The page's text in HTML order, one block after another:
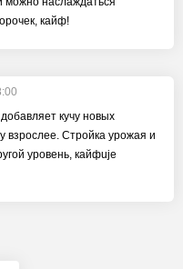
кайф!
кучу новых
взрослее. Стройка урожая и
уровень, кайфuje